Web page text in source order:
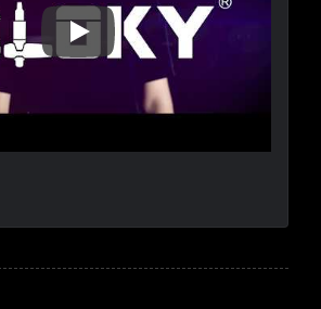
Sloky STEP, แรงบิดสมาร์ททุก